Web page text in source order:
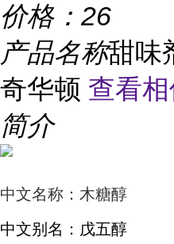
价格： 26
产品名称甜味
奇华顿 查看
简介
中文名称：木糖醇
中文别名：戊五醇